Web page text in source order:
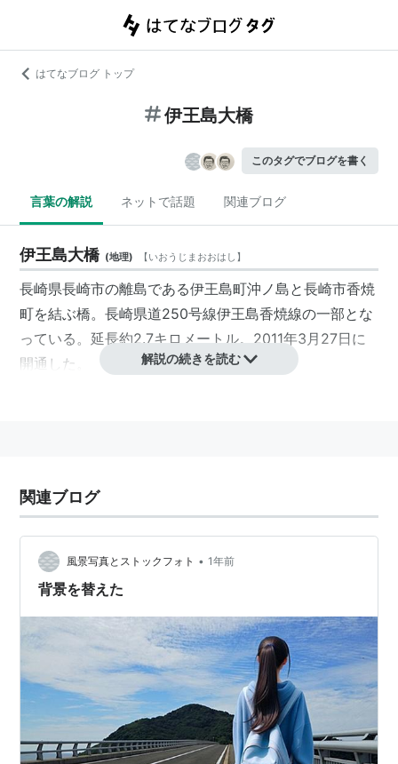
はてなブログ トップ
伊王島大橋
このタグでブログを書く
言葉の解説 ネットで話題 関連ブログ
伊王島大橋 (地理) 【いおうじまおおはし 】
長崎県長崎市の離島である伊王島町沖ノ島と長崎市香焼
町を結ぶ橋。長崎県道250号線伊王島香焼線の一部とな
っている。延長約2.7キロメートル。2011年3月27日に
開通した。
解説の続きを読む
関連ブログ
風景写真とストックフォト • 1年前
背景を替えた